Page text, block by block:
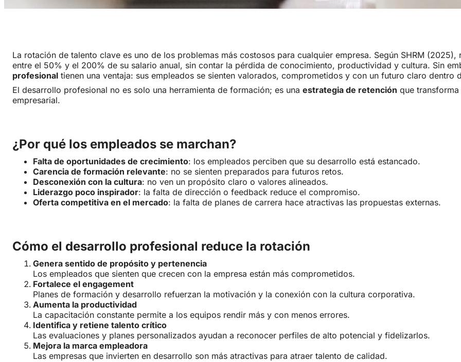
La rotación de talento clave es uno de los problemas más costosos para cualquier empresa. Según SHRM
entre el 50% y el 200% de su salario anual, sin contar la pérdida de conocimiento, productividad y cultura. Sin
profesional tienen una ventaja: sus empleados se sienten valorados, comprometidos y con un futuro claro dentro
El desarrollo profesional no es solo una herramienta de formación; es una estrategia de retención que
empresarial.
¿Por qué los empleados se marchan?
Falta de oportunidades de crecimiento: los empleados perciben que su desarrollo está estancado.
Carencia de formación relevante: no se sienten preparados para futuros retos.
Desconexión con la cultura: no ven un propósito claro o valores alineados.
Liderazgo poco inspirador: la falta de dirección o feedback reduce el compromiso.
Oferta competitiva en el mercado: la falta de planes de carrera hace atractivas las propuestas externas.
Cómo el desarrollo profesional reduce la rotación
Genera sentido de propósito y pertenencia
Los empleados que sienten que crecen con la empresa están más comprometidos.
Fortalece el engagement
Planes de formación y desarrollo refuerzan la motivación y la conexión con la cultura corporativa.
Aumenta la productividad
La capacitación constante permite a los equipos rendir más y con menos errores.
Identifica y retiene talento crítico
Las evaluaciones y planes personalizados ayudan a reconocer perfiles de alto potencial y fidelizarlos.
Mejora la marca empleadora
Las empresas que invierten en desarrollo son más atractivas para atraer talento de calidad.